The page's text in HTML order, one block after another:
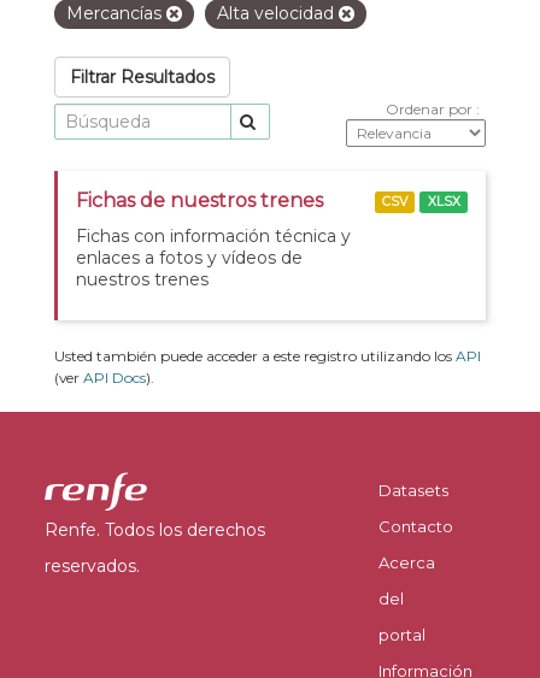
Mercancías
Alta velocidad
Filtrar Resultados
Ordenar por
Fichas de nuestros trenes
Fichas con información técnica y
enlaces a fotos y vídeos de
nuestros trenes
CSV XLSX
Usted también puede acceder a este registro utilizando los API
(ver API Docs).
Renfe. Todos los derechos
reservados.
Datasets
Contacto
Acerca
del
portal
Información